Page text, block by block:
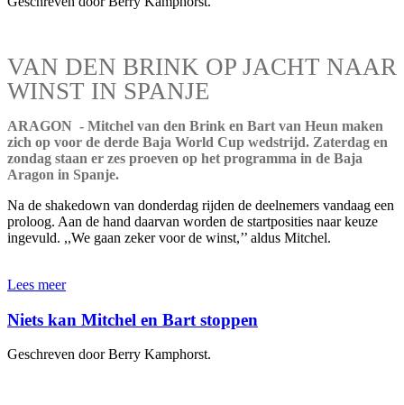
VAN DEN BRINK OP JACHT NAAR
WINST IN SPANJE
ARAGON - Mitchel van den Brink en Bart van Heun maken
zich op voor de derde Baja World Cup wedstrijd. Zaterdag en
zondag staan er zes proeven op het programma in de Baja
Aragon in Spanje.
Na de shakedown van donderdag rijden de deelnemers vandaag een
proloog. Aan de hand daarvan worden de startposities naar keuze
ingevuld. ,,We gaan zeker voor de winst,’’ aldus Mitchel.
Lees meer
Niets kan Mitchel en Bart stoppen
Geschreven door Berry Kamphorst.